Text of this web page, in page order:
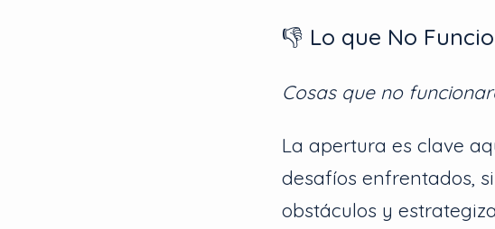
👎 Lo que No
Cosas que no
La apertura es clave
desafíos enfrentados,
obstáculos y